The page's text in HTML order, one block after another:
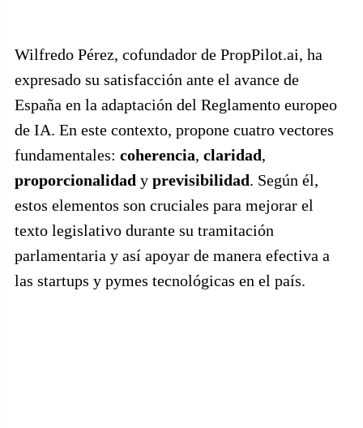
Wilfredo Pérez, cofundador de PropPilot.ai, ha
expresado su satisfacción ante el avance de
España en la adaptación del Reglamento europeo
de IA. En este contexto, propone cuatro vectores
fundamentales: coherencia, claridad,
proporcionalidad y previsibilidad. Según él,
estos elementos son cruciales para mejorar el
texto legislativo durante su tramitación
parlamentaria y así apoyar de manera efectiva a
las startups y pymes tecnológicas en el país.